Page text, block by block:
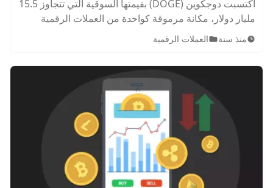
اكتسبت دوجكوين (DOGE) بقيمتها السوقية التي تتجاوز 15.5
مليار دولار، مكانة مرموقة كواحدة من العملات الرقمية
منذ سنة العملات الرقمية